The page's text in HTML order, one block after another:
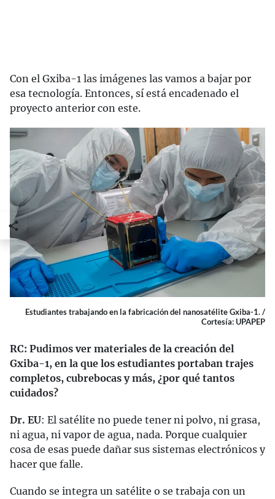
Con el Gxiba-1 las imágenes las vamos a bajar por
esa tecnología. Entonces, sí está encadenado el
proyecto anterior con este.
Estudiantes trabajando en la fabricación del nanosatélite Gxiba-1. /
Cortesía: UPAPEP
RC: Pudimos ver materiales de la creación del
Gxiba-1, en la que los estudiantes portaban trajes
completos, cubrebocas y más, ¿por qué tantos
cuidados?
Dr. EU: El satélite no puede tener ni polvo, ni grasa,
ni agua, ni vapor de agua, nada. Porque cualquier
cosa de esas puede dañar sus sistemas electrónicos y
hacer que falle.
Cuando se integra un satélite o se trabaja con un